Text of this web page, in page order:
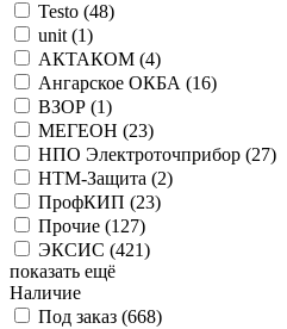
Testo (48)
unit (1)
АКТАКОМ (4)
Ангарское ОКБА (16)
ВЗОР (1)
МЕГЕОН (23)
НПО Электроточприбор (27)
НТМ-Защита (2)
ПрофКИП (23)
Прочие (127)
ЭКСИС (421)
показать ещё
Наличие
Под заказ (668)